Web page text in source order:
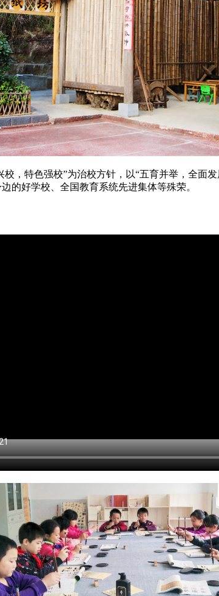
特色强校”为治校方针，以“五育并举，全面
的好学校、全国教育系统先进集体等殊荣。